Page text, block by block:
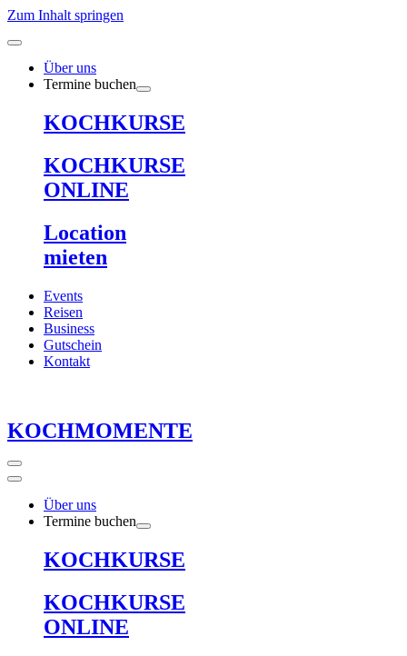
Zum Inhalt springen
Über uns
Termine buchen
KOCHKURSE
KOCHKURSE
ONLINE
Location
mieten
Events
Reisen
Business
Gutschein
Kontakt
KOCHMOMENTE
Über uns
Termine buchen
KOCHKURSE
KOCHKURSE
ONLINE